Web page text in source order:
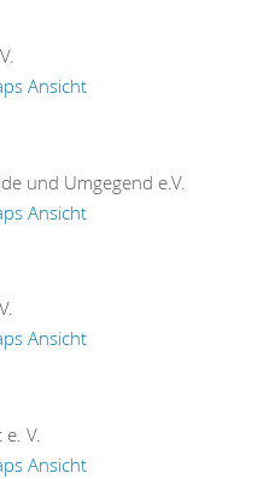
Ansicht
und Umgegend e.V.
Ansicht
Ansicht
V.
Ansicht